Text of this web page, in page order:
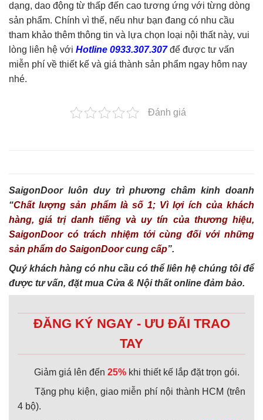
dạng, dao động từ thấp đến cao tương ứng với từng dòng
sản phẩm. Chính vì thế, nếu như bạn đang có nhu cầu
tham khảo thêm thông tin và lựa chọn loại nội thất này, vui
lòng liên hệ với Hotline 0933.307.307để được tư vấn
miễn phí về thiết kế và giá thành sản phẩm ngay hôm nay
nhé.
Đánh giá
SaigonDoor luôn duy trì phương châm kinh doanh
“Chất lượng sản phẩm là số 1; Vì lợi ích của khách
hàng, giá trị danh tiếng và uy tín của thương hiệu,
SaigonDoor có trách nhiệm tới cùng đối với những
sản phẩm do SaigonDoor cung cấp”.
Quý khách hàng có nhu cầu có thể liên hệ chúng tôi để
được tư vấn, đặt mua Cửa & Nội thất online đảm bảo.
ĐĂNG KÝ NGAY - ƯU ĐÃI TRAO
TAY
Giảm giá lên đến 25% khi thiết kế lắp đặt trọn gói.
Tặng phụ kiện, giao miễn phí nội thành HCM (trên
4 bộ).